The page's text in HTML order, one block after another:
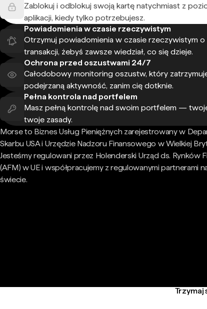
Zablokuj i odblokuj swoją kartę natychmiast z
aplikacji, kiedy tylko potrzebujesz.
Powiadomienia w czasie rzeczywistym
Otrzymuj powiadomienia w czasie rzeczywistym o
transakcji, żebyś zawsze wiedział, co się dzieje.
Ochrona przed oszustwami 24/7
Całodobowy monitoring oszustw, który
podejrzaną aktywność, zanim cię dotknie.
Pełna kontrola nad portfelem
Masz pełną kontrolę nad swoim portfelem —
twoje zasady.
Morse to Biznes Usług Pieniężnych zarejestrowany w
Skarbu USA i Urzędzie Nadzoru Finansowego w Wielkiej
Jesteśmy regulowani przez Holenderski Urząd ds. Rynków
(AFM) w UE i współpracujemy z regulowanymi partnerami
świecie.
Trzymaj